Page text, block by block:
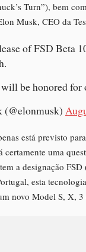
Turn”), bem
Musk, CEO da
of FSD Beta
be honored for
está previsto
certamente uma
a designação
esta
novo Model S, X, 3